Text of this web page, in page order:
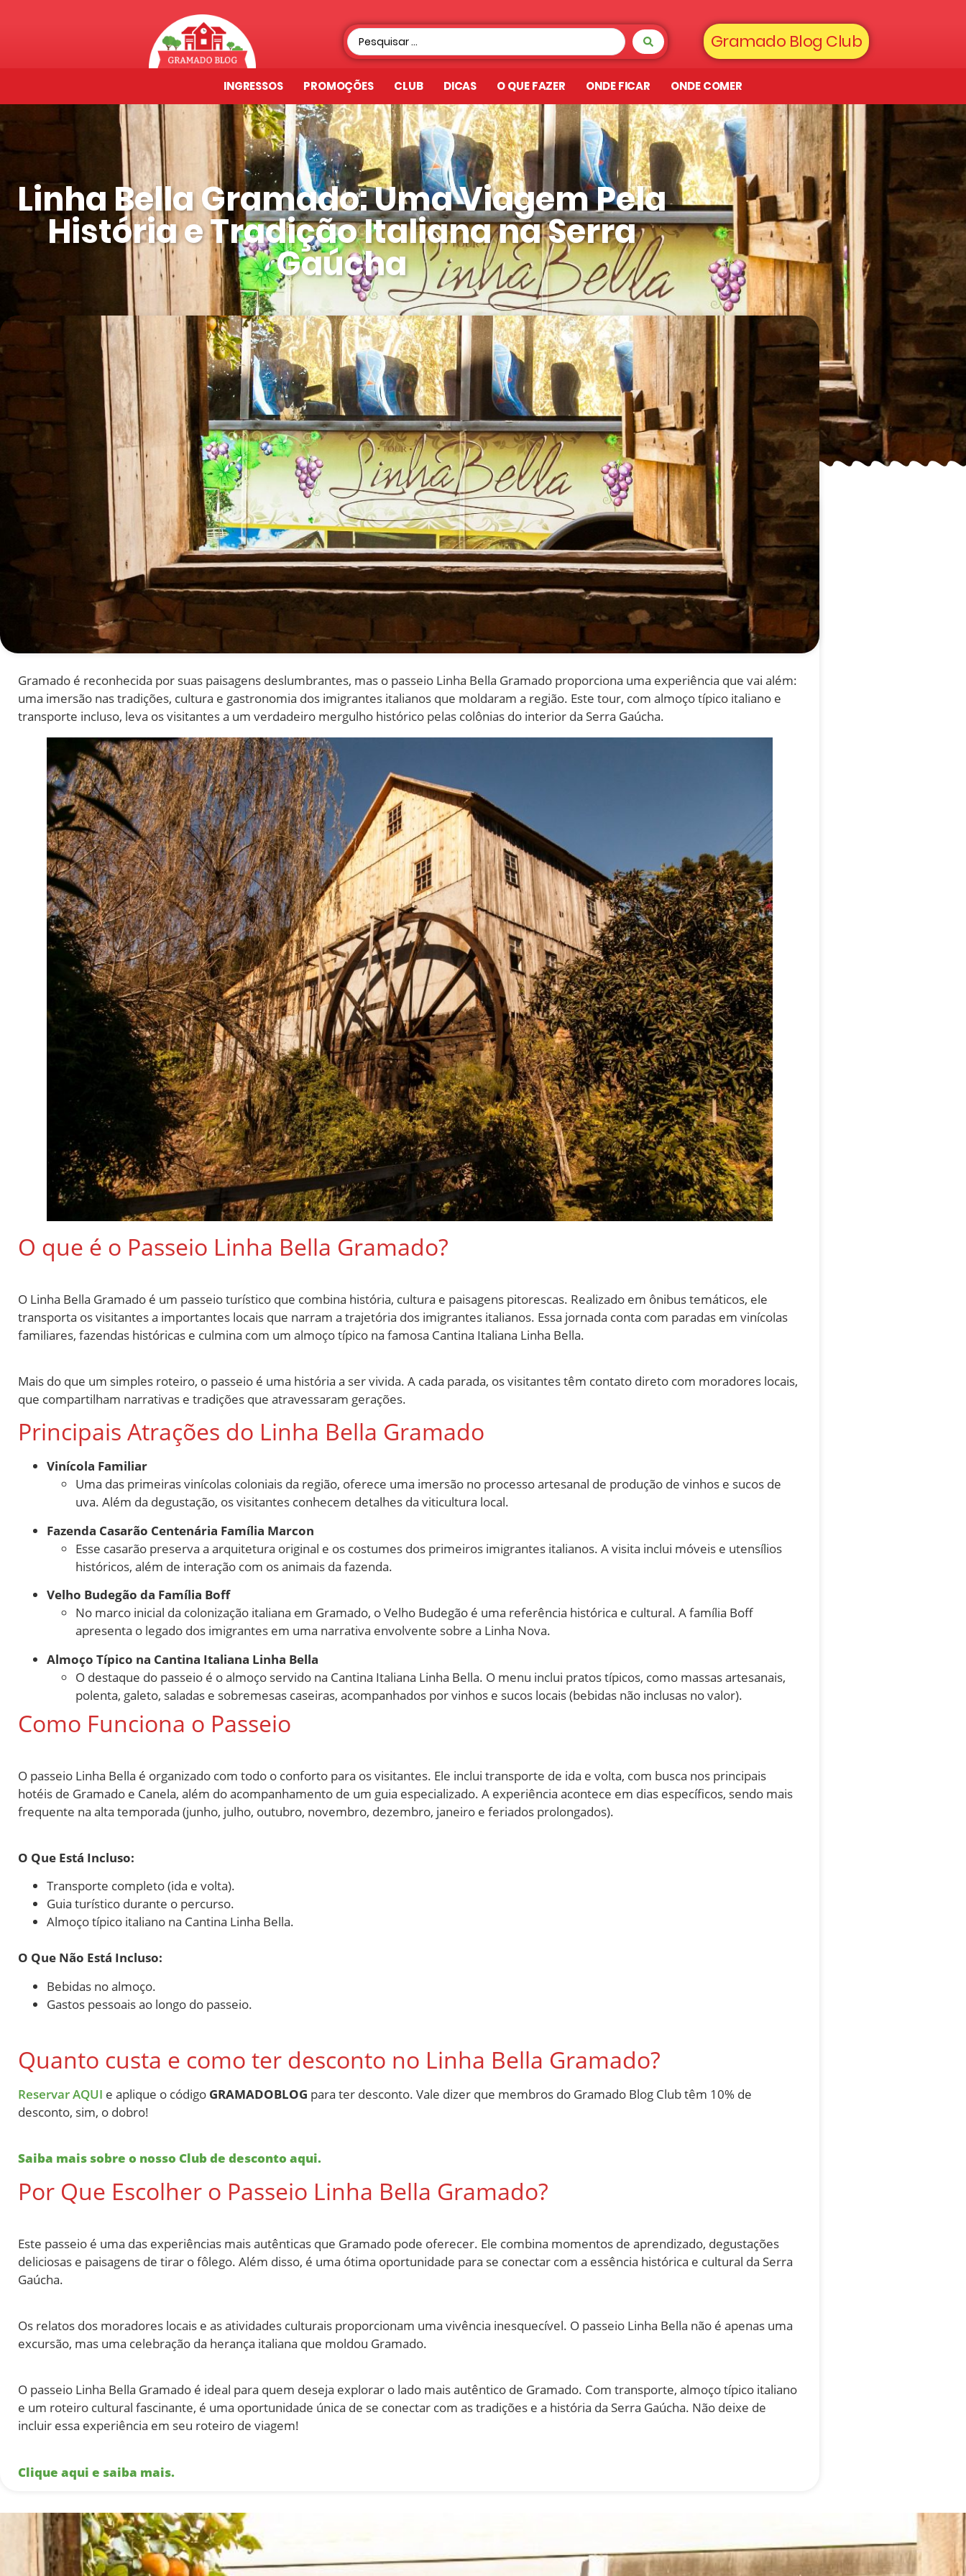
Gramado Blog Club
INGRESSOS PROMOÇÕES CLUB DICAS O QUE FAZER ONDE FICAR ONDE COMER
Linha Bella Gramado: Uma Viagem Pela
História e Tradição Italiana na Serra
Gaúcha
Gramado é reconhecida por suas paisagens deslumbrantes, mas o passeio Linha Bella Gramado proporciona uma experiência que vai além:
uma imersão nas tradições, cultura e gastronomia dos imigrantes italianos que moldaram a região. Este tour, com almoço típico italiano e
transporte incluso, leva os visitantes a um verdadeiro mergulho histórico pelas colônias do interior da Serra Gaúcha.
O que é o Passeio Linha Bella Gramado?
O Linha Bella Gramado é um passeio turístico que combina história, cultura e paisagens pitorescas. Realizado em ônibus temáticos, ele
transporta os visitantes a importantes locais que narram a trajetória dos imigrantes italianos. Essa jornada conta com paradas em vinícolas
familiares, fazendas históricas e culmina com um almoço típico na famosa Cantina Italiana Linha Bella.
Mais do que um simples roteiro, o passeio é uma história a ser vivida. A cada parada, os visitantes têm contato direto com moradores locais,
que compartilham narrativas e tradições que atravessaram gerações.
Principais Atrações do Linha Bella Gramado
Vinícola Familiar
Uma das primeiras vinícolas coloniais da região, oferece uma imersão no processo artesanal de produção de vinhos e sucos de
uva. Além da degustação, os visitantes conhecem detalhes da viticultura local.
Fazenda Casarão Centenária Família Marcon
Esse casarão preserva a arquitetura original e os costumes dos primeiros imigrantes italianos. A visita inclui móveis e utensílios
históricos, além de interação com os animais da fazenda.
Velho Budegão da Família Boff
No marco inicial da colonização italiana em Gramado, o Velho Budegão é uma referência histórica e cultural. A família Boff
apresenta o legado dos imigrantes em uma narrativa envolvente sobre a Linha Nova.
Almoço Típico na Cantina Italiana Linha Bella
O destaque do passeio é o almoço servido na Cantina Italiana Linha Bella. O menu inclui pratos típicos, como massas artesanais,
polenta, galeto, saladas e sobremesas caseiras, acompanhados por vinhos e sucos locais (bebidas não inclusas no valor).
Como Funciona o Passeio
O passeio Linha Bella é organizado com todo o conforto para os visitantes. Ele inclui transporte de ida e volta, com busca nos principais
hotéis de Gramado e Canela, além do acompanhamento de um guia especializado. A experiência acontece em dias específicos, sendo mais
frequente na alta temporada (junho, julho, outubro, novembro, dezembro, janeiro e feriados prolongados).
O Que Está Incluso:
Transporte completo (ida e volta).
Guia turístico durante o percurso.
Almoço típico italiano na Cantina Linha Bella.
O Que Não Está Incluso:
Bebidas no almoço.
Gastos pessoais ao longo do passeio.
Quanto custa e como ter desconto no Linha Bella Gramado?
Reservar AQUI e aplique o código GRAMADOBLOG para ter desconto. Vale dizer que membros do Gramado Blog Club têm 10% de
desconto, sim, o dobro!
Saiba mais sobre o nosso Club de desconto aqui.
Por Que Escolher o Passeio Linha Bella Gramado?
Este passeio é uma das experiências mais autênticas que Gramado pode oferecer. Ele combina momentos de aprendizado, degustações
deliciosas e paisagens de tirar o fôlego. Além disso, é uma ótima oportunidade para se conectar com a essência histórica e cultural da Serra
Gaúcha.
Os relatos dos moradores locais e as atividades culturais proporcionam uma vivência inesquecível. O passeio Linha Bella não é apenas uma
excursão, mas uma celebração da herança italiana que moldou Gramado.
O passeio Linha Bella Gramado é ideal para quem deseja explorar o lado mais autêntico de Gramado. Com transporte, almoço típico italiano
e um roteiro cultural fascinante, é uma oportunidade única de se conectar com as tradições e a história da Serra Gaúcha. Não deixe de
incluir essa experiência em seu roteiro de viagem!
Clique aqui e saiba mais.